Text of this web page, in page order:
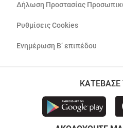
Δήλωση Προστασίας
Ρυθμίσεις Cookies
Ενημέρωση Β’ επιπέδου
ΚΑΤΕΒΑΣΕ